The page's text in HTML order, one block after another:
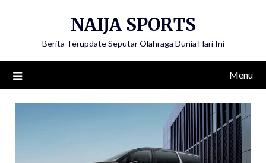
NAIJA SPORTS
Berita Terupdate Seputar Olahraga Dunia Hari Ini
Menu